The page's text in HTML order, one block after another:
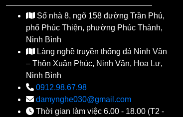
Số nhà 8, ngõ 158 đường Trần Phú,
phố Phúc Thiện, phường Phúc Thành,
Ninh Bình
Làng nghề truyền thống đá Ninh Vân
– Thôn Xuân Phúc, Ninh Vân, Hoa Lư,
Ninh Bình
0912.98.67.98
damynghe030@gmail.com
Thời gian làm việc 6.00 - 18.00 (T2 -